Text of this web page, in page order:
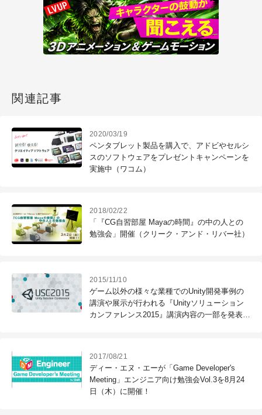
関連記事
2020/03/19
ペンタブレット製品を購入で、アドビやセルシ
スのソフトウェアをプレゼントキャンペーンを
実施中（ワコム）
2018/02/22
「『CG自習部屋 Mayaの時間』の中の人との
勉強会」開催（クリーク・アンド・リバー社）
2015/11/10
ゲーム以外の様々な業種でのUnity開発事例の
講演や展示が行われる『Unityソリューション
カンファレンス2015』講演内容の一部を発表。
2017/08/21
ディー・エヌ・エーが「Game Developer's
Meeting」エンジニア向け勉強会Vol.3を8月24
日（木）に開催！